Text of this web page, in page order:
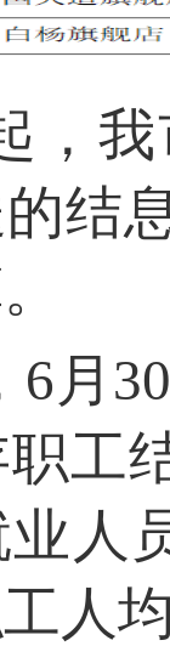
，
结
6月
工
业人
人